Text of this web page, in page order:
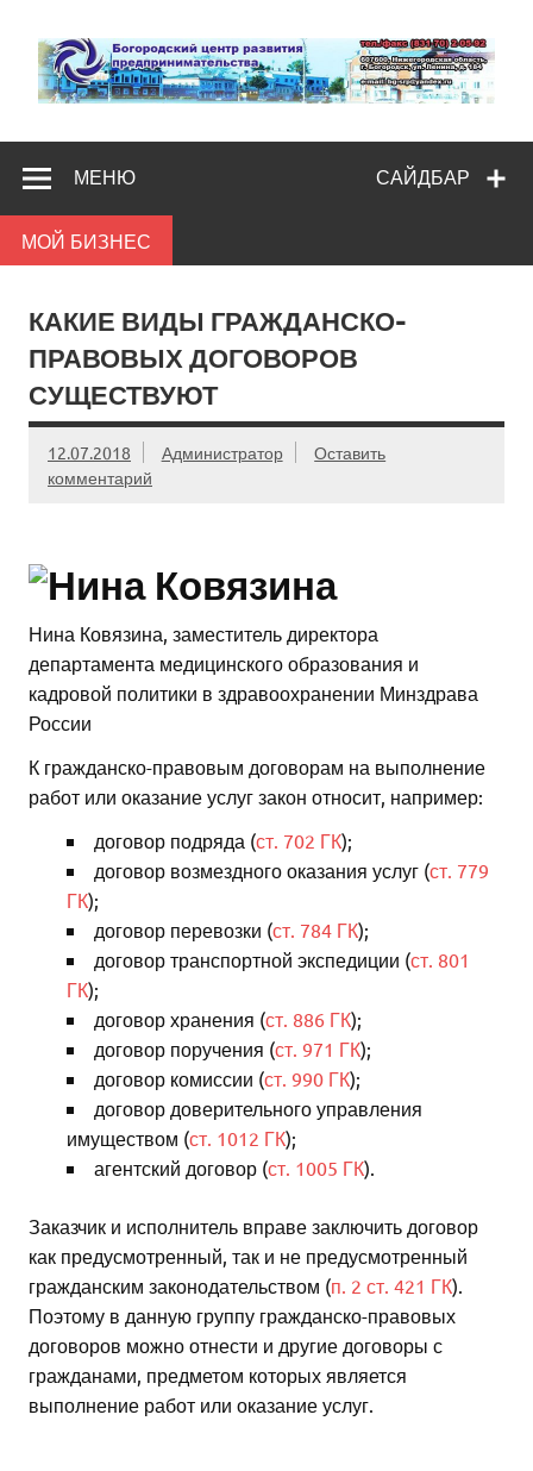
content
САЙДБАР
МЕНЮ
МОЙ БИЗНЕС
КАКИЕ ВИДЫ ГРАЖДАНСКО-
ПРАВОВЫХ ДОГОВОРОВ
СУЩЕСТВУЮТ
12.07.2018 Администратор
Оставить
комментарий
Нина Ковязина заместитель директора
департамента медицинского образования и
кадровой политики в здравоохранении Минздрава
России
К гражданско-правовым договорам на выполнение
работ или оказание услуг закон относит, например:
договор подряда (ст. 702 ГК);
договор возмездного оказания услуг (ст. 779
ГК);
договор перевозки (ст. 784 ГК);
договор транспортной экспедиции (ст. 801
ГК);
договор хранения (ст. 886 ГК);
договор поручения (ст. 971 ГК);
договор комиссии (ст. 990 ГК);
договор доверительного управления
имуществом (ст. 1012 ГК);
агентский договор (ст. 1005 ГК).
Заказчик и исполнитель вправе заключить договор
как предусмотренный, так и не предусмотренный
гражданским законодательством (п. 2 ст. 421 ГК).
Поэтому в данную группу гражданско-правовых
договоров можно отнести и другие договоры с
гражданами, предметом которых является
выполнение работ или оказание услуг.